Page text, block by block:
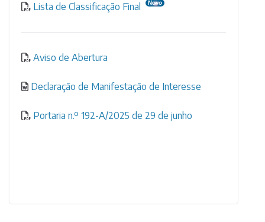
Lista de Classificação Final
Aviso de Abertura
Declaração de Manifestação de Interesse
Portaria n.º 192-A/2025 de 29 de junho